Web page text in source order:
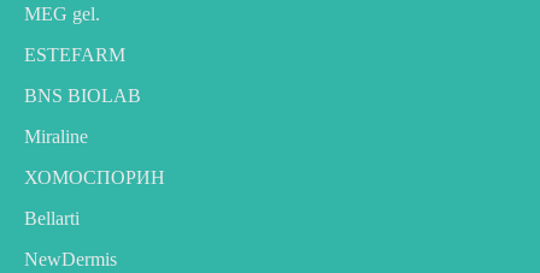
MEG gel.
ESTEFARM
BNS BIOLAB
Miraline
ХОМОСПОРИН
Bellarti
NewDermis